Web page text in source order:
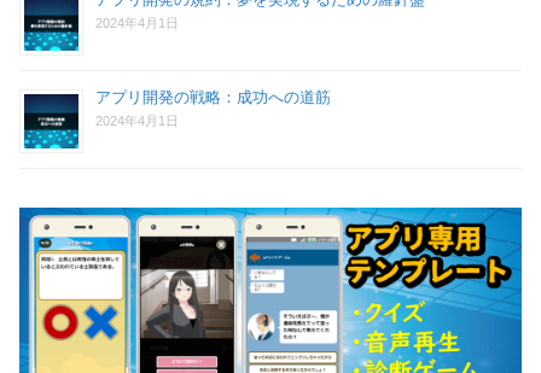
2024年4月1日
アプリ開発の戦略：成功への道筋
2024年4月1日